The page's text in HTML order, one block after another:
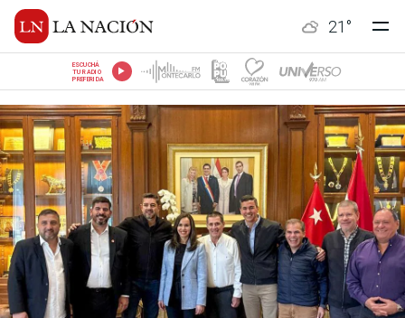
21 °
ESCUCHÁ
TU RADIO
PREFERIDA